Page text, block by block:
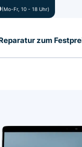
(Mo-Fr, 10 - 18 Uhr)
zum